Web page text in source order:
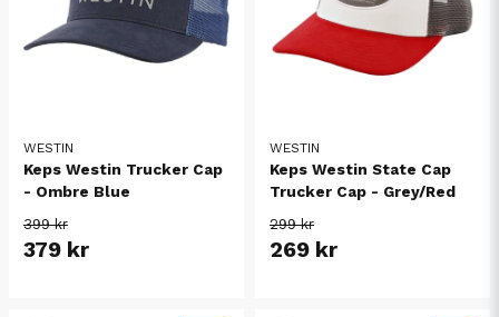
WESTIN
Keps Westin Trucker Cap
- Ombre Blue
399 kr
379 kr
WESTIN
Keps Westin State Cap
Trucker Cap - Grey/Red
299 kr
269 kr